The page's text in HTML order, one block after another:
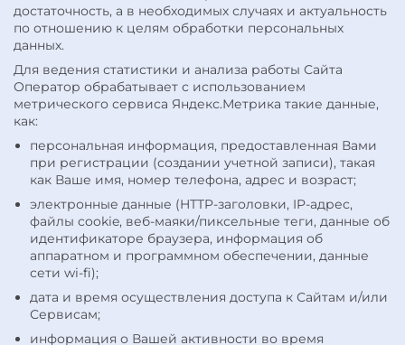
достаточность, а в необходимых случаях и актуальность
по отношению к целям обработки персональных
данных.
Для ведения статистики и анализа работы Сайта
Оператор обрабатывает с использованием
метрического сервиса Яндекс.Метрика такие данные,
как:
персональная информация, предоставленная Вами
при регистрации (создании учетной записи), такая
как Ваше имя, номер телефона, адрес и возраст;
электронные данные (HTTP-заголовки, IP-адрес,
файлы cookie, веб-маяки/пиксельные теги, данные об
идентификаторе браузера, информация об
аппаратном и программном обеспечении, данные
сети wi-fi);
дата и время осуществления доступа к Сайтам и/или
Сервисам;
информация о Вашей активности во время